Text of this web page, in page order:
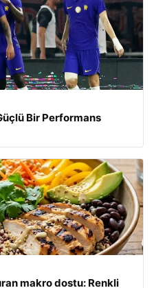
Bir Performans
makro dostu: Renkli